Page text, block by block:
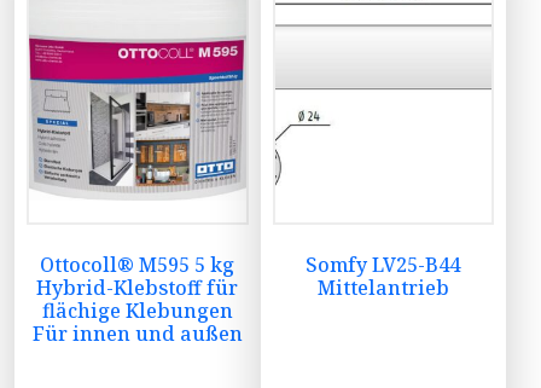
Ottocoll® M595 5 kg
Hybrid-Klebstoff für
flächige Klebungen
Für innen und außen
Somfy LV25-B44
Mittelantrieb